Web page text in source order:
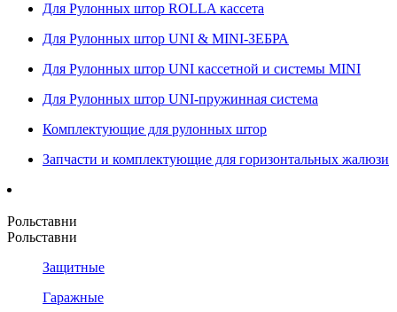
Для Рулонных штор ROLLA кассета
Для Рулонных штор UNI & MINI-ЗЕБРА
Для Рулонных штор UNI кассетной и системы MINI
Для Рулонных штор UNI-пружинная система
Комплектующие для рулонных штор
Запчасти и комплектующие для горизонтальных жалюзи
Рольставни
Рольставни
Защитные
Гаражные